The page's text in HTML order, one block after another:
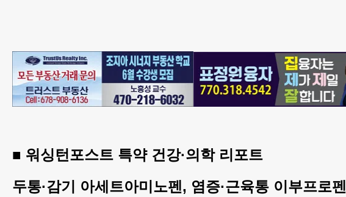
■ 워싱턴포스트 특약 건강·의학 리포트
두통·감기 아세트아미노펜, 염증·근육통 이부프로펜